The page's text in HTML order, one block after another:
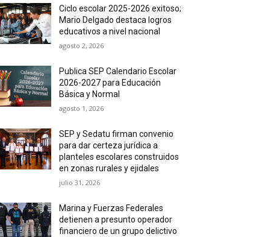
Ciclo escolar 2025-2026 exitoso;
Mario Delgado destaca logros
educativos a nivel nacional
agosto 2, 2026
Publica SEP Calendario Escolar
2026-2027 para Educación
Básica y Normal
agosto 1, 2026
SEP y Sedatu firman convenio
para dar certeza jurídica a
planteles escolares construidos
en zonas rurales y ejidales
julio 31, 2026
Marina y Fuerzas Federales
detienen a presunto operador
financiero de un grupo delictivo